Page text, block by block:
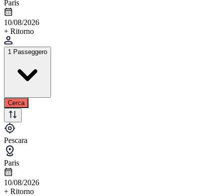
Paris
10/08/2026
+ Ritorno
1 Passeggero
Cerca
Pescara
Paris
10/08/2026
+ Ritorno